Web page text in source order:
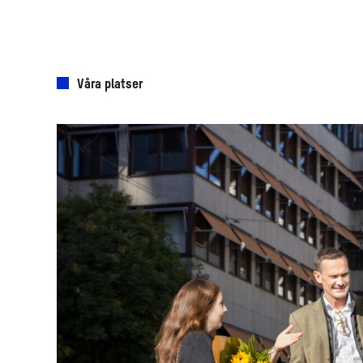
Våra platser
Stockholm
City